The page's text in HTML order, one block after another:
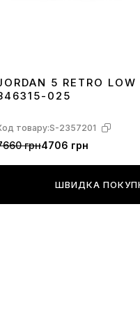
довжину
краще
*Колір
Вашого
деталі
5 RETRO LOW
025
товару:S-2357201
грн4706 грн
ШВИДКА